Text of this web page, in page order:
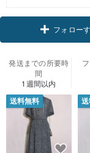
フォロー
発送までの所要時
間
1週間以内
送料無料